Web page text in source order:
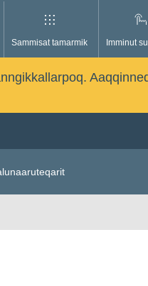
Sammisat tamarmik Imminut